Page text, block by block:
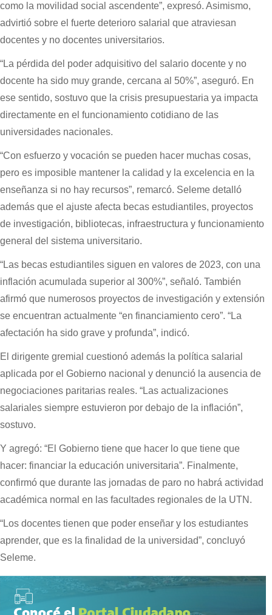
como la movilidad social ascendente”, expresó. Asimismo,
advirtió sobre el fuerte deterioro salarial que atraviesan
docentes y no docentes universitarios.
“La pérdida del poder adquisitivo del salario docente y no
docente ha sido muy grande, cercana al 50%”, aseguró. En
ese sentido, sostuvo que la crisis presupuestaria ya impacta
directamente en el funcionamiento cotidiano de las
universidades nacionales.
“Con esfuerzo y vocación se pueden hacer muchas cosas,
pero es imposible mantener la calidad y la excelencia en la
enseñanza si no hay recursos”, remarcó. Seleme detalló
además que el ajuste afecta becas estudiantiles, proyectos
de investigación, bibliotecas, infraestructura y funcionamiento
general del sistema universitario.
“Las becas estudiantiles siguen en valores de 2023, con una
inflación acumulada superior al 300%”, señaló. También
afirmó que numerosos proyectos de investigación y extensión
se encuentran actualmente “en financiamiento cero”. “La
afectación ha sido grave y profunda”, indicó.
El dirigente gremial cuestionó además la política salarial
aplicada por el Gobierno nacional y denunció la ausencia de
negociaciones paritarias reales. “Las actualizaciones
salariales siempre estuvieron por debajo de la inflación”,
sostuvo.
Y agregó: “El Gobierno tiene que hacer lo que tiene que
hacer: financiar la educación universitaria”. Finalmente,
confirmó que durante las jornadas de paro no habrá actividad
académica normal en las facultades regionales de la UTN.
“Los docentes tienen que poder enseñar y los estudiantes
aprender, que es la finalidad de la universidad”, concluyó
Seleme.